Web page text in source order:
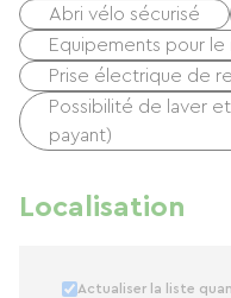
Abri vélo sécurisé
Equipements pour
Prise électrique de
Possibilité de laver
payant)
Localisation
Actualiser la liste